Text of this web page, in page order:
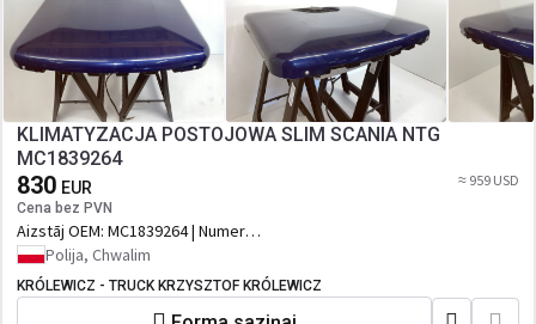
KLIMATYZACJA POSTOJOWA SLIM SCANIA NTG
MC1839264
830 EUR
Cena bez PVN
≈ 959 USD
Aizstāj OEM: MC1839264 | Numer
katalogowy oryginału: MC1839264,
R10054780, SLIM SCANIA NTG
Polija, Chwalim
KRÓLEWICZ - TRUCK KRZYSZTOF KRÓLEWICZ